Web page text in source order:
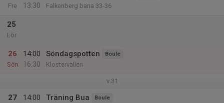
Fre
13:30
Falkenberg bana 33-36
25
Lör
26
Sön
14:00
16:30
Söndagspotten Boule
Klostervallen
v.31
27
14:00
Träning Bua Boule